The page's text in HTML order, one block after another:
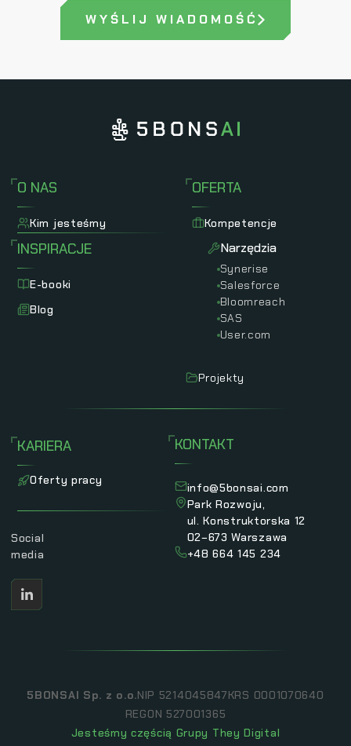
WYŚLIJ WIADOMOŚĆ
O NAS
Kim jesteśmy
INSPIRACJE
E-booki
Blog
OFERTA
Kompetencje
Narzędzia
Synerise
Salesforce
Bloomreach
SAS
User.com
Projekty
KARIERA
Oferty pracy
Social
media
KONTAKT
info@5bonsai.com
Park Rozwoju,
ul. Konstruktorska 12
02−673 Warszawa
+48 664 145 234
5BONSAI Sp. z o.o.NIP 5214045847KRS 0001070640
REGON 527001365
Jesteśmy częścią Grupy They Digital